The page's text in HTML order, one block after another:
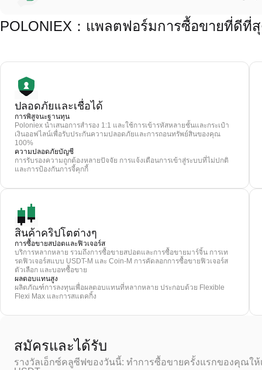
POLONIEX：แพลตฟอร์มการซื้อขายที่ดีที่สุ
ปลอดภัยและเชื่อได้
การพิสูจนะฐานทุน
Poloniex นำเสนอการสำรอง 1:1 และใช้การเข้ารหัสหลายชั้นและกระเป๋า
เงินออฟไลน์เพื่อรับประกันความปลอดภัยและการถอนทรัพย์สินของคุณ
100%
ความปลอดภัยบัญชี
การรับรองความถูกต้องหลายปัจจัย การแจ้งเตือนการเข้าสู่ระบบที่ไม่ปกติ
และการป้องกันการจี้คุกกี้
สินค้าคริปโตต่างๆ
การซื้อขายสปอตและฟิวเจอร์ส
บริการหลากหลาย รวมถึงการซื้อขายสปอตและการซื้อขายมาร์จิ้น การเท
รดฟิวเจอร์สแบบ USDT-M และ Coin-M การคัดลอกการซื้อขายฟิวเจอร์ส
ตัวเลือก และบอทซื้อขาย
ผลตอบแทนสูง
ผลิตภัณฑ์การลงทุนเพื่อผลตอบแทนที่หลากหลาย ประกอบด้วย Flexible
Flexi Max และการสแตคกิ้ง
สมัครและได้รับ
รางวัลเอ็กซ์คลูซีฟของวันนี้: ทำการซื้อขายครั้งแรกของคุณใ